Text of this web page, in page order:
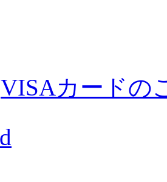
VISAカードの